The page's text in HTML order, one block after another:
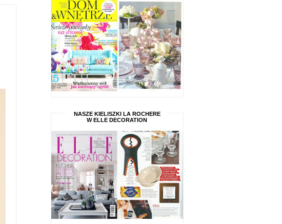
NASZE KIELISZKI LA ROCHERE
W ELLE DECORATION